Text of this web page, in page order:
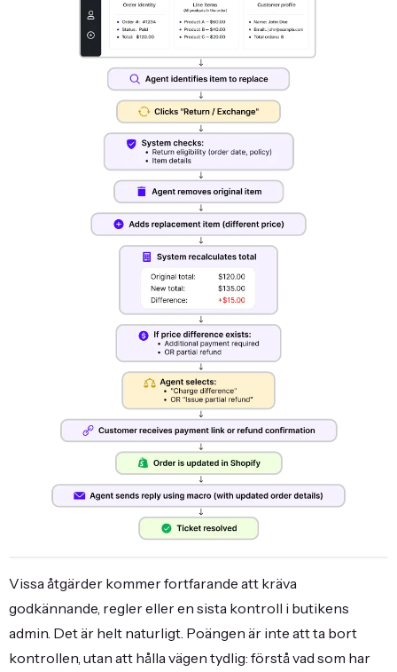
Vissa åtgärder kommer fortfarande att kräva
godkännande, regler eller en sista kontroll i butikens
admin. Det är helt naturligt. Poängen är inte att ta bort
kontrollen, utan att hålla vägen tydlig: förstå vad som har